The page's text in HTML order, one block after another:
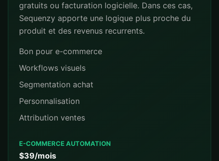
gratuits ou facturation logicielle. Dans ces cas,
Sequenzy apporte une logique plus proche du
produit et des revenus recurrents.
Bon pour e-commerce
Workflows visuels
Segmentation achat
Personnalisation
Attribution ventes
E-COMMERCE AUTOMATION
$39/mois